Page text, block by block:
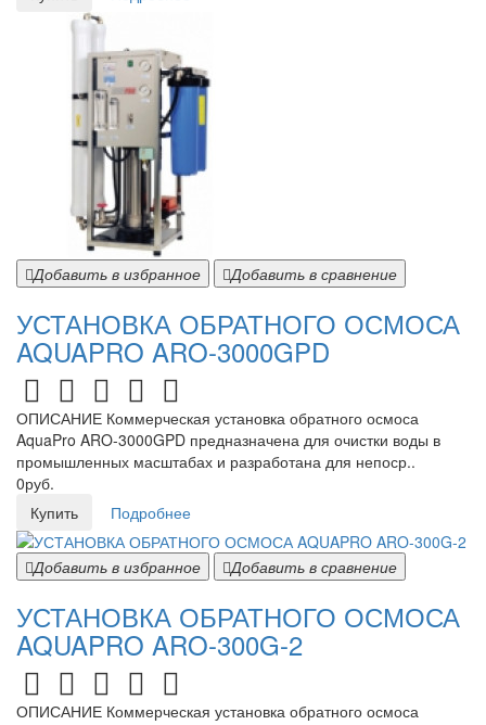
Добавить в избранное Добавить в сравнение
УСТАНОВКА ОБРАТНОГО ОСМОСА
AQUAPRO ARO-3000GPD
ОПИСАНИЕ Коммерческая установка обратного осмоса
AquaPro ARO-3000GPD предназначена для очистки воды в
промышленных масштабах и разработана для непоср..
0руб.
Купить
Подробнее
Добавить в избранное Добавить в сравнение
УСТАНОВКА ОБРАТНОГО ОСМОСА
AQUAPRO ARO-300G-2
ОПИСАНИЕ Коммерческая установка обратного осмоса